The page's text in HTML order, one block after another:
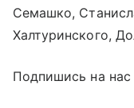
Семашко,
Халтуринского,
Подпишись на нас